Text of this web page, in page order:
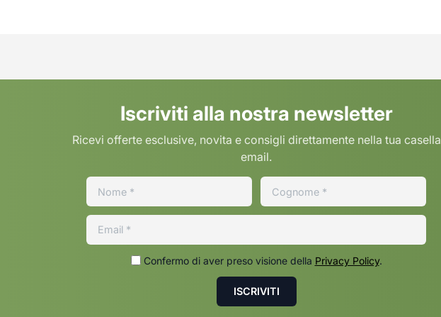
Iscriviti alla nostra newsletter
Ricevi offerte esclusive, novita e consigli direttamente nella tua casella
email.
Confermo di aver preso visione della Privacy Policy.